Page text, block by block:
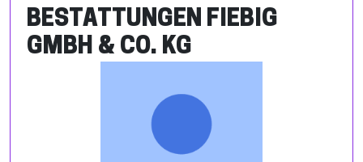
BESTATTUNGEN FIEBIG
GMBH & CO. KG